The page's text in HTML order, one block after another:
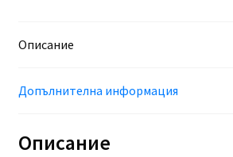
изсветлени
MOROCCANOIL
25мл
Описание
Допълнителна информация
Описание